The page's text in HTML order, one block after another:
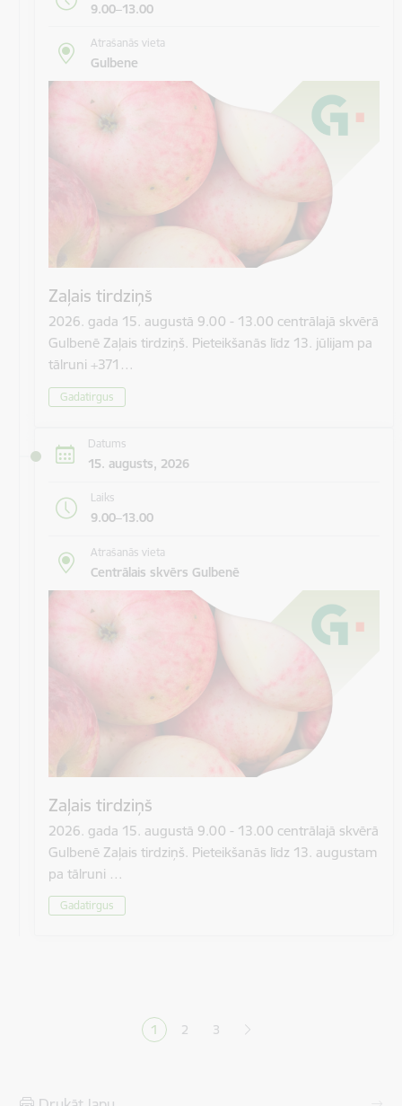
9.00–13.00
Atrašanās vieta
Gulbene
Zaļais tirdziņš
2026. gada 15. augustā 9.00 - 13.00 centrālajā skvērā
Gulbenē Zaļais tirdziņš. Pieteikšanās līdz 13. jūlijam pa
tālruni +371…
Gadatirgus
Datums
15. augusts, 2026
Laiks
9.00–13.00
Atrašanās vieta
Centrālais skvērs Gulbenē
Zaļais tirdziņš
2026. gada 15. augustā 9.00 - 13.00 centrālajā skvērā
Gulbenē Zaļais tirdziņš. Pieteikšanās līdz 13. augustam
pa tālruni …
Gadatirgus
Pašreizējā lapa
1 Lapa
2 Lapa
3